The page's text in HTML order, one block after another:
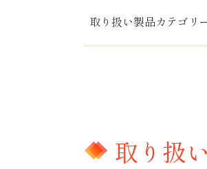
取り扱い製品カテゴリ
取り扱